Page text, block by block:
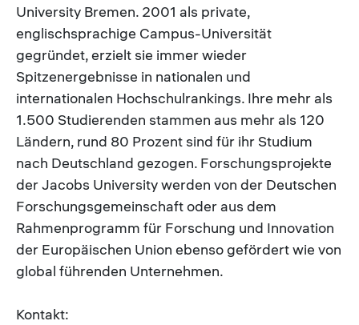
University Bremen. 2001 als private,
englischsprachige Campus-Universität
gegründet, erzielt sie immer wieder
Spitzenergebnisse in nationalen und
internationalen Hochschulrankings. Ihre mehr als
1.500 Studierenden stammen aus mehr als 120
Ländern, rund 80 Prozent sind für ihr Studium
nach Deutschland gezogen. Forschungsprojekte
der Jacobs University werden von der Deutschen
Forschungsgemeinschaft oder aus dem
Rahmenprogramm für Forschung und Innovation
der Europäischen Union ebenso gefördert wie von
global führenden Unternehmen.
Kontakt: